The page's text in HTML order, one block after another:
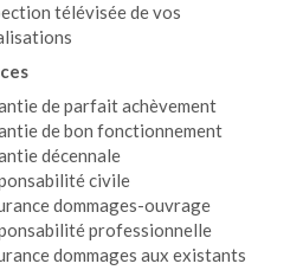
télévisée de vos
de parfait achèvement
de bon fonctionnement
décennale
civile
dommages-ouvrage
professionnelle
dommages aux existants